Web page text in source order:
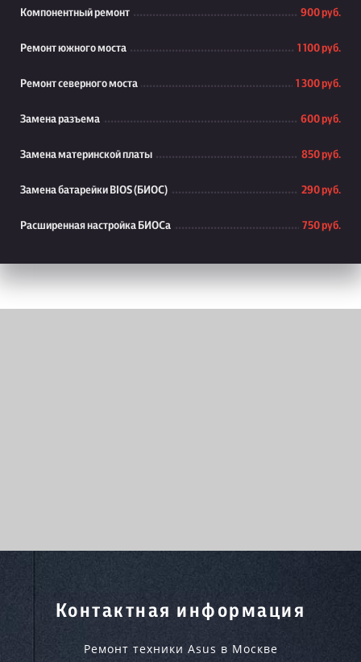
Компонентный ремонт 900 руб.
Ремонт южного моста 1 100 руб.
Ремонт северного моста 1 300 руб.
Замена разъема 600 руб.
Замена материнской платы 850 руб.
Замена батарейки BIOS (БИОС) 290 руб.
Расширенная настройка БИОСа 750 руб.
Контактная информация
Ремонт техники Asus в Москве